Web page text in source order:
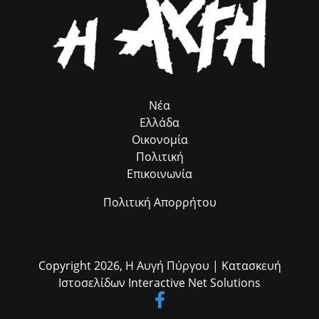
Νέα
Ελλάδα
Οικονομία
Πολιτική
Επικοινωνία
Πολιτική Απορρήτου
Copyright 2026, Η Αυγή Πύργου | Κατασκευή
Ιστοσελίδων Interactive Net Solutions